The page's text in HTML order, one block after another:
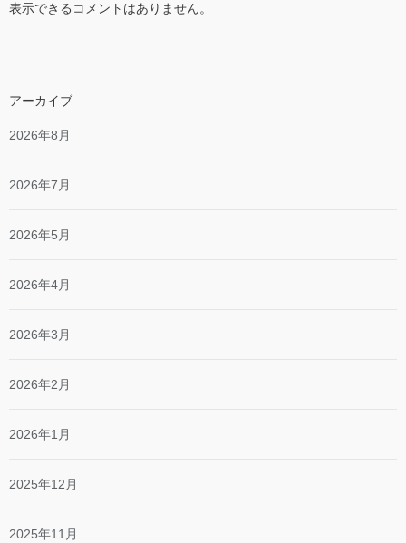
表示できるコメントはありません。
アーカイブ
2026年8月
2026年7月
2026年5月
2026年4月
2026年3月
2026年2月
2026年1月
2025年12月
2025年11月